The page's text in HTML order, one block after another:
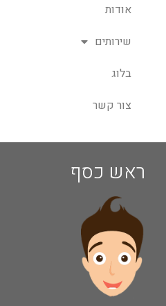
אודות
שירותים
בלוג
צור קשר
ראש כסף